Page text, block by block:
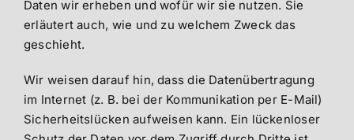
Daten wir erheben und wofür wir sie nutzen. Sie
erläutert auch, wie und zu welchem Zweck das
geschieht.
Wir weisen darauf hin, dass die Datenübertragung
im Internet (z. B. bei der Kommunikation per E-Mail)
Sicherheitslücken aufweisen kann. Ein lückenloser